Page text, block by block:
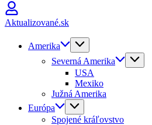
Aktualizované.sk
Amerika
Severná Amerika
USA
Mexiko
Južná Amerika
Európa
Spojené kráľovstvo